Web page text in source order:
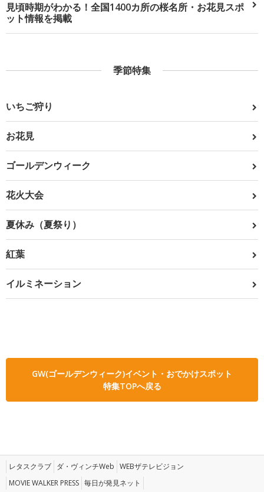
見頃時期がわかる！全国1400カ所の桜名所・お花見スポ
ット情報を掲載
季節特集
いちご狩り
お花見
ゴールデンウィーク
花火大会
夏休み（夏祭り）
紅葉
イルミネーション
GW(ゴールデンウィーク)イベント・おでかけスポット
特集TOPへ戻る
レタスクラブ ダ・ヴィンチWeb WEBザテレビジョン
MOVIE WALKER PRESS 毎日が発見ネット